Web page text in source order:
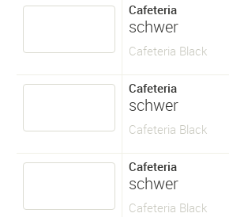
Cafeteria
schwer
Cafeteria Black
Cafeteria
schwer
Cafeteria Black
Cafeteria
schwer
Cafeteria Black